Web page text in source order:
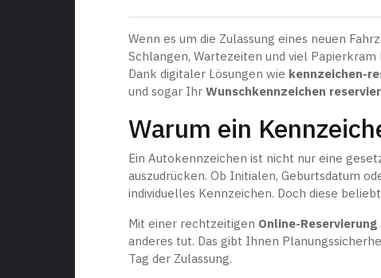
Wenn es um die Zulassung eines neuen
Schlangen, Wartezeiten und viel
Dank digitaler Lösungen wie kennzeichen-
und sogar IhrWunschkennzeichen
Warum ein
Ein Autokennzeichen ist nicht nur eine
auszudrücken. Ob Initialen, Geburtsdatum
individuelles Kennzeichen. Doch diese
Mit einer rechtzeitigen Online-Reservierung
anderes tut. Das gibt Ihnen
Tag der Zulassung.